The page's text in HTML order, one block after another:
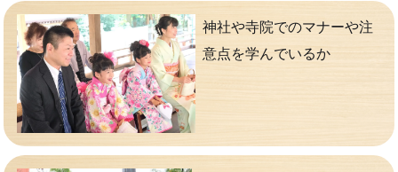
神社や寺院でのマナーや注
意点を学んでいるか